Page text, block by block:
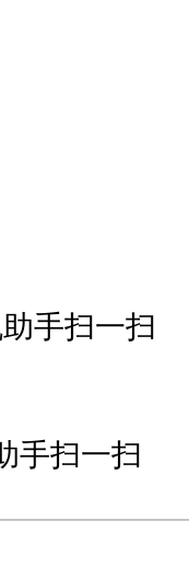
手扫一扫
手扫一扫
——